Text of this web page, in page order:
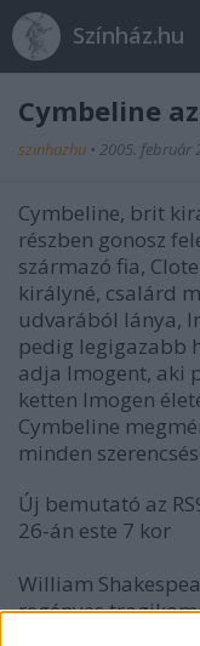
Színház.hu
Cymbeline
szinhazhu • 2005. február
Cymbeline, brit
részben gonosz
származó fia,
királyné, csalárd
udvarából lánya,
pedig legigazabb
adja Imogent, aki
ketten Imogen
Cymbeline
minden
Új bemutató az
26-án este 7 kor
William
regényes